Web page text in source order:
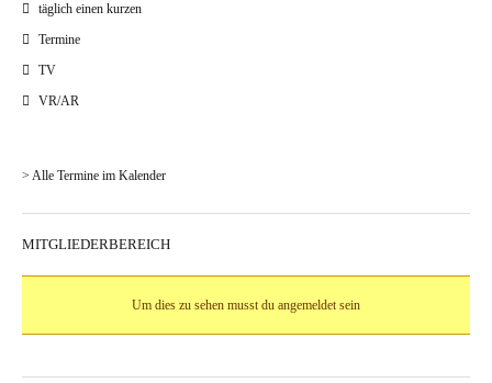
täglich einen kurzen
Termine
TV
VR/AR
> Alle Termine im Kalender
MITGLIEDERBEREICH
Um dies zu sehen musst du angemeldet sein